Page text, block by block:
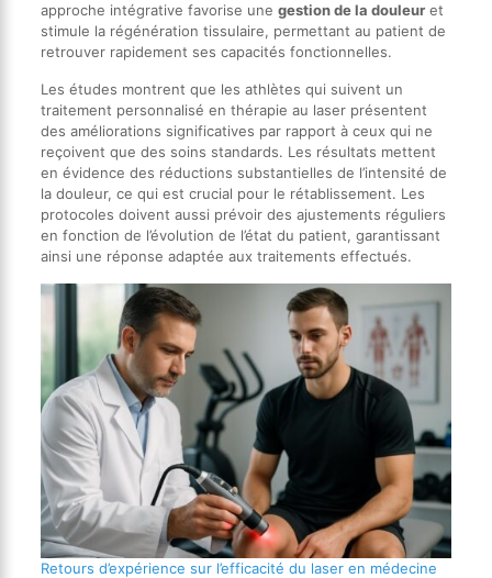
approche intégrative favorise une gestion de la douleuret
stimule la régénération tissulaire, permettant au patient de
retrouver rapidement ses capacités fonctionnelles.
Les études montrent que les athlètes qui suivent un
traitement personnalisé en thérapie au laser présentent
des améliorations significatives par rapport à ceux qui ne
reçoivent que des soins standards. Les résultats mettent
en évidence des réductions substantielles de l’intensité de
la douleur, ce qui est crucial pour le rétablissement. Les
protocoles doivent aussi prévoir des ajustements réguliers
en fonction de l’évolution de l’état du patient, garantissant
ainsi une réponse adaptée aux traitements effectués.
Retours d’expérience sur l’efficacité du laser en médecine